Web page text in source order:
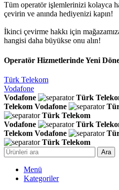
Tüm operatör işlemlerinizi kolayca
çevirin ve anında hediyenizi kapın!
İkinci çevirme hakkı için
hangisi daha büyükse onu alın!
Operatör Hizmetlerinde Yeni
Türk Telekom
Vodafone
Vodafone
Türk
Telekom Vodafone
Türk Telekom
Vodafone
Türk
Telekom Vodafone
Türk Telekom
Ara
Menü
Kategoriler